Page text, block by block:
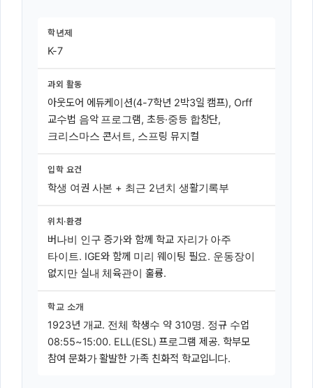
학년제
K-7
과외 활동
아웃도어 에듀케이션(4-7학년 2박3일 캠프), Orff
교수법 음악 프로그램, 초등·중등 합창단,
크리스마스 콘서트, 스프링 뮤지컬
입학 요건
학생 여권 사본 + 최근 2년치 생활기록부
위치·환경
버나비 인구 증가와 함께 학교 자리가 아주
타이트. IGE와 함께 미리 웨이팅 필요. 운동장이
없지만 실내 체육관이 훌륭.
학교 소개
1923년 개교. 전체 학생수 약 310명. 정규 수업
08:55~15:00. ELL(ESL) 프로그램 제공. 학부모
참여 문화가 활발한 가족 친화적 학교입니다.